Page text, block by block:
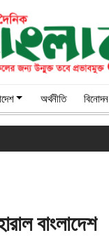
অর্থনীতি বিনোদন
বাংলাদেশ